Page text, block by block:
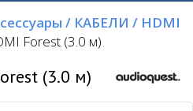
/ КАБЕЛИ / HDMI
Forest (3.0 м)
(3.0 м)